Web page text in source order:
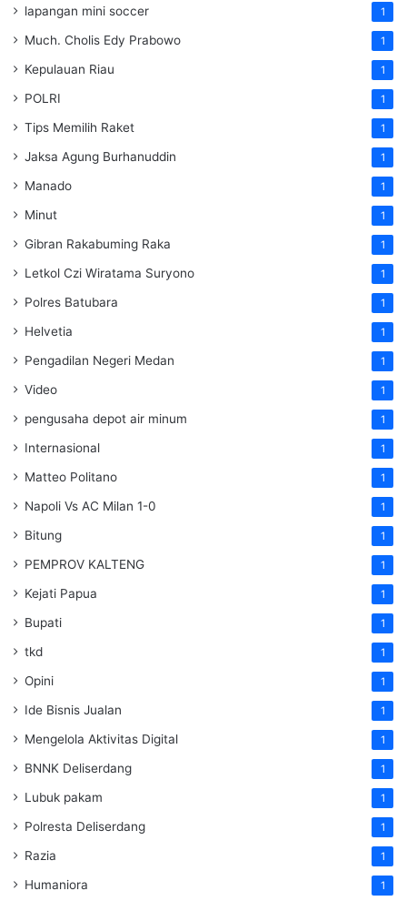
lapangan mini soccer 1
Much. Cholis Edy Prabowo 1
Kepulauan Riau 1
POLRI 1
Tips Memilih Raket 1
Jaksa Agung Burhanuddin 1
Manado 1
Minut 1
Gibran Rakabuming Raka 1
Letkol Czi Wiratama Suryono 1
Polres Batubara 1
Helvetia 1
Pengadilan Negeri Medan 1
Video 1
pengusaha depot air minum 1
Internasional 1
Matteo Politano 1
Napoli Vs AC Milan 1-0 1
Bitung 1
PEMPROV KALTENG 1
Kejati Papua 1
Bupati 1
tkd 1
Opini 1
Ide Bisnis Jualan 1
Mengelola Aktivitas Digital 1
BNNK Deliserdang 1
Lubuk pakam 1
Polresta Deliserdang 1
Razia 1
Humaniora 1